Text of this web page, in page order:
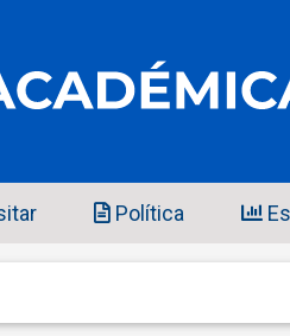
Política